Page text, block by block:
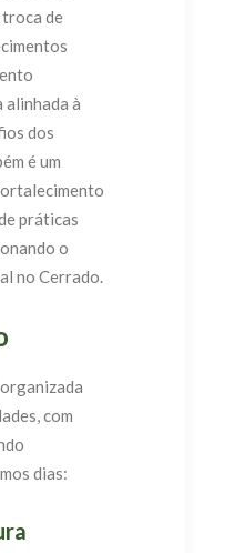
de
à
dos
é um
práticas
o
no Cerrado.
com
dias: